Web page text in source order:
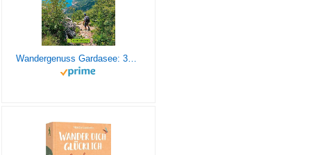
Wandergenuss Gardasee: 38 leichtere Touren mit Natur- und Kulturerlebnissen. Ein Wanderführer zu den schönsten Plätzen am Gardasee. Mit Ausflügen und ... Kulturerlebnisse auf aussichtsreichen Wegen